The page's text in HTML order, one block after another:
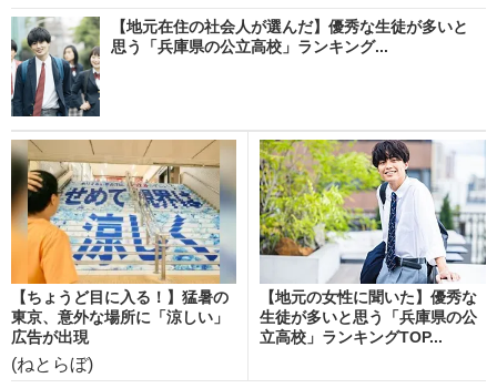
【地元在住の社会人が選んだ】優秀な生徒が多いと
思う「兵庫県の公立高校」ランキング...
【ちょうど目に入る！】猛暑の
東京、意外な場所に「涼しい」
広告が出現
(ねとらぼ)
【地元の女性に聞いた】優秀な
生徒が多いと思う「兵庫県の公
立高校」ランキングTOP...